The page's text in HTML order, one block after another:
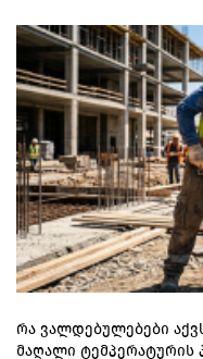
რა ვალდებულებები
მაღალი